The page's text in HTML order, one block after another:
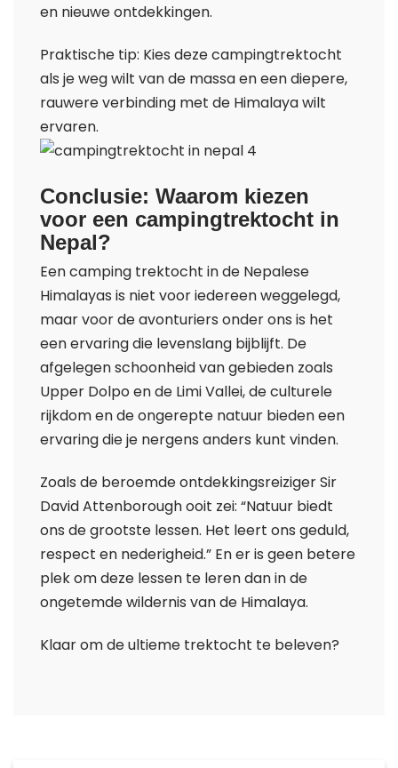
en nieuwe ontdekkingen.
Praktische tip: Kies deze campingtrektocht
als je weg wilt van de massa en een diepere,
rauwere verbinding met de Himalaya wilt
ervaren.
Conclusie: Waarom kiezen
voor een campingtrektocht in
Nepal?
Een camping trektocht in de Nepalese
Himalayas is niet voor iedereen weggelegd,
maar voor de avonturiers onder ons is het
een ervaring die levenslang bijblijft. De
afgelegen schoonheid van gebieden zoals
Upper Dolpo en de Limi Vallei, de culturele
rijkdom en de ongerepte natuur bieden een
ervaring die je nergens anders kunt vinden.
Zoals de beroemde ontdekkingsreiziger Sir
David Attenborough ooit zei: “Natuur biedt
ons de grootste lessen. Het leert ons geduld,
respect en nederigheid.” En er is geen betere
plek om deze lessen te leren dan in de
ongetemde wildernis van de Himalaya.
Klaar om de ultieme trektocht te beleven?